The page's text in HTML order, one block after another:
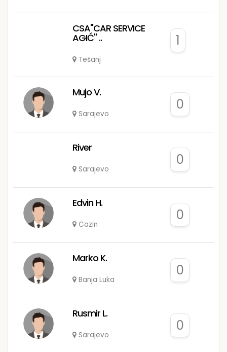
CSA"CAR SERVICE
AGIĆ" ..
Tešanj
1
Mujo V.
Sarajevo
0
River
Sarajevo
0
Edvin H.
Cazin
0
Marko K.
Banja Luka
0
Rusmir L.
Sarajevo
0